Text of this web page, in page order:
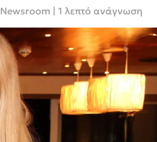
Newsroom | 1 λεπτό ανάγνωση